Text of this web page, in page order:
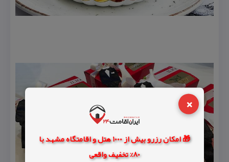
×
🎁 امکان رزرو بیش از 1000 هتل و اقامتگاه مشهد با
80% تخفیف واقعی